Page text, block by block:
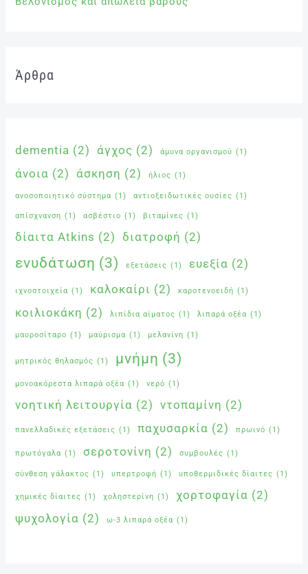
Άρθρα
dementia (2) άγχος (2) άμυνα οργανισμού (1)
άνοια (2) άσκηση (2) ήλιος (1)
ανοσοποιητικό σύστημα (1) αντιοξειδωτικές ουσίες (1)
απίσχνανση (1) ασβέστιο (1) βιταμίνες (1)
δίαιτα Atkins (2) διατροφή (2)
ενυδάτωση (3) εξετάσεις (1) ευεξία (2)
ιχνοστοιχεία (1) καλοκαίρι (2) καροτενοειδή (1)
κοιλιοκάκη (2) λιπίδια αίματος (1) λιπαρά οξέα (1)
μαυροσίταρο (1) μαύρισμα (1) μελανίνη (1)
μητρικός θηλασμός (1) μνήμη (3)
μονοακόρεστα λιπαρά οξέα (1) νερό (1)
νοητική λειτουργία (2) ντοπαμίνη (2)
πανελλαδικές εξετάσεις (1) παχυσαρκία (2) πρωινό (1)
πρωτόγαλα (1) σεροτονίνη (2) συμβουλές (1)
σύνθεση γάλακτος (1) υπερτροφή (1) υποθερμιδικές δίαιτες (1)
χημικές δίαιτες (1) χοληστερίνη (1) χορτοφαγία (2)
ψυχολογία (2) ω-3 λιπαρά οξέα (1)